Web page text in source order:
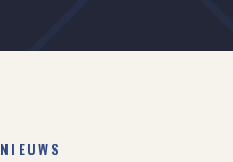
NIEUWS